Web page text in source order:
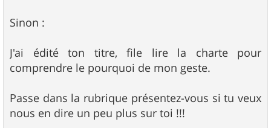
Sinon :
J'ai édité ton titre, file lire la charte pour
comprendre le pourquoi de mon geste.
Passe dans la rubrique présentez-vous si tu veux
nous en dire un peu plus sur toi !!!